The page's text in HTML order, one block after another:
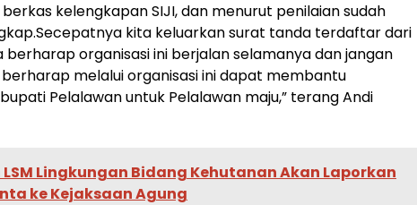
kelengkapan SIJI, dan menurut penilaian sudah
kita keluarkan surat tanda terdaftar dari
berharap organisasi ini berjalan selamanya dan jangan
melalui organisasi ini dapat membantu
Pelalawan untuk Pelalawan maju,” terang Andi
Lingkungan Bidang Kehutanan Akan Laporkan
ke Kejaksaan Agung